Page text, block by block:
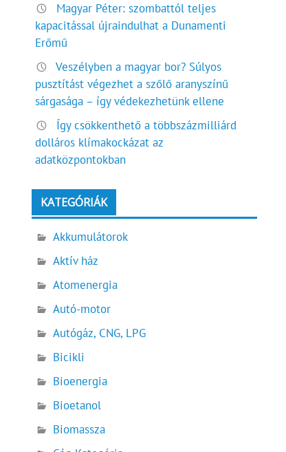
Magyar Péter: szombattól teljes
kapacitással újraindulhat a Dunamenti
Erőmű
Veszélyben a magyar bor? Súlyos
pusztítást végezhet a szőlő aranyszínű
sárgasága – így védekezhetünk ellene
Így csökkenthető a többszázmilliárd
dolláros klímakockázat az
adatközpontokban
KATEGÓRIÁK
Akkumulátorok
Aktív ház
Atomenergia
Autó-motor
Autógáz, CNG, LPG
Bicikli
Bioenergia
Bioetanol
Biomassza